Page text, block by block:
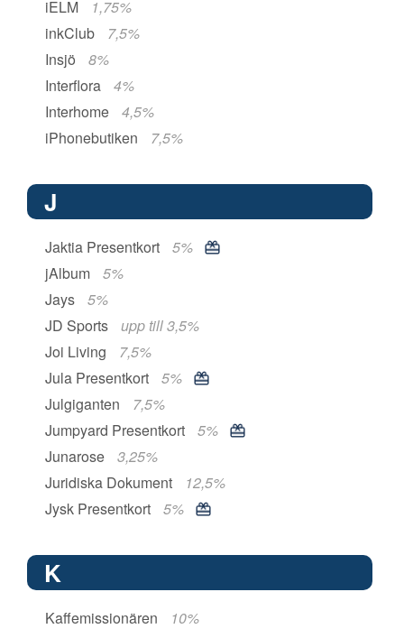
iELM
1,75%
inkClub
7,5%
Insjö
8%
Interflora
4%
Interhome
4,5%
iPhonebutiken
7,5%
J
Jaktia Presentkort
5%
jAlbum
5%
Jays
5%
JD Sports
upp till 3,5%
Joi Living
7,5%
Jula Presentkort
5%
Julgiganten
7,5%
Jumpyard Presentkort
5%
Junarose
3,25%
Juridiska Dokument
12,5%
Jysk Presentkort
5%
K
Kaffemissionären
10%